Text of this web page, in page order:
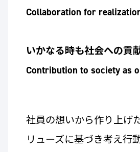
Collaboration for
いかなる時も社会への貢
Contribution to society as
社員の想いから作り上げ
リューズに基づき考え行